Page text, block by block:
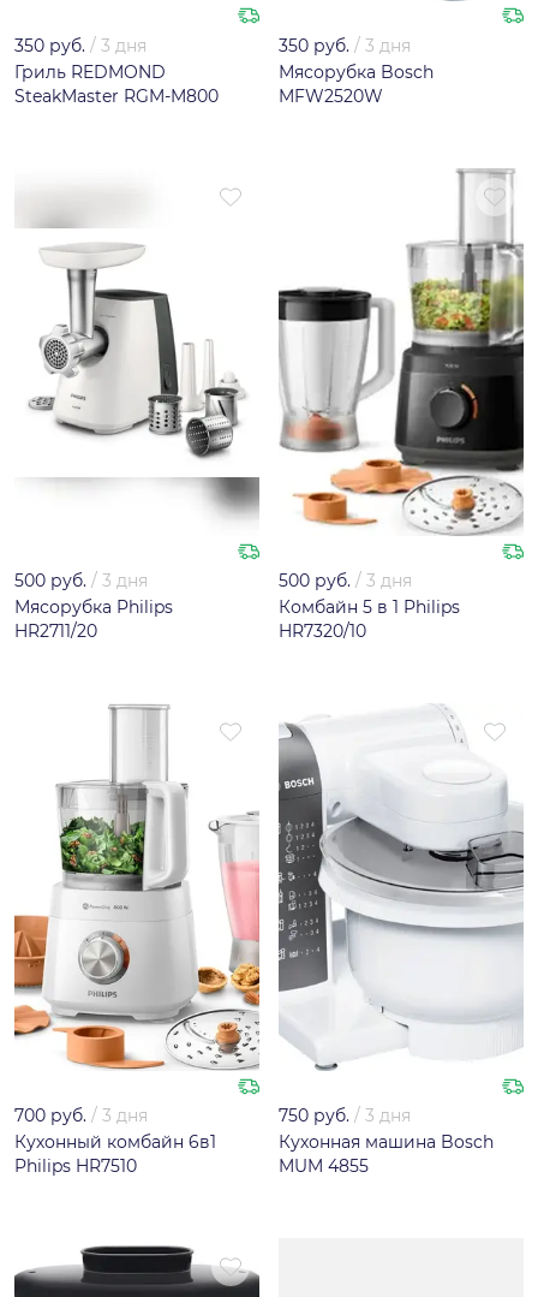
350 руб. / 3 дня
Гриль REDMOND
SteakMaster RGM-M800
350 руб. / 3 дня
Мясорубка Bosch
MFW2520W
500 руб. / 3 дня
Мясорубка Philips
HR2711/20
500 руб. / 3 дня
Комбайн 5 в 1 Philips
HR7320/10
700 руб. / 3 дня
Кухонный комбайн 6в1
Philips HR7510
750 руб. / 3 дня
Кухонная машина Bosch
MUM 4855